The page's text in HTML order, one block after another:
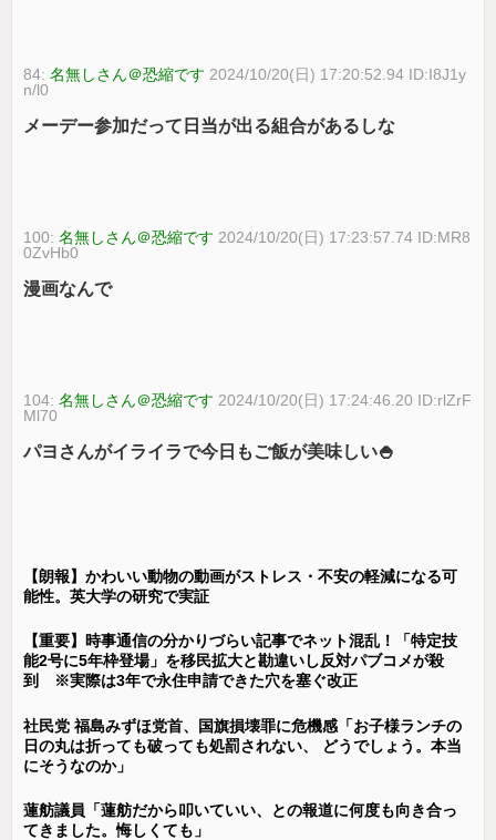
84:名無しさん＠恐縮です 2024/10/20(日) 17:20:52.94 ID:I8J1y
n/l0
メーデー参加だって日当が出る組合があるしな
100:名無しさん＠恐縮です 2024/10/20(日) 17:23:57.74 ID:MR8
0ZvHb0
漫画なんで
104:名無しさん＠恐縮です 2024/10/20(日) 17:24:46.20 ID:rlZrF
Ml70
パヨさんがイライラで今日もご飯が美味しい🍚
【朗報】かわいい動物の動画がストレス・不安の軽減になる可
能性。英大学の研究で実証
【重要】時事通信の分かりづらい記事でネット混乱！「特定技
能2号に5年枠登場」を移民拡大と勘違いし反対パブコメが殺
到 ※実際は3年で永住申請できた穴を塞ぐ改正
社民党 福島みずほ党首、国旗損壊罪に危機感「お子様ランチの
日の丸は折っても破っても処罰されない、 どうでしょう。本当
にそうなのか」
蓮舫議員「蓮舫だから叩いていい、との報道に何度も向き合っ
てきました。悔しくても」